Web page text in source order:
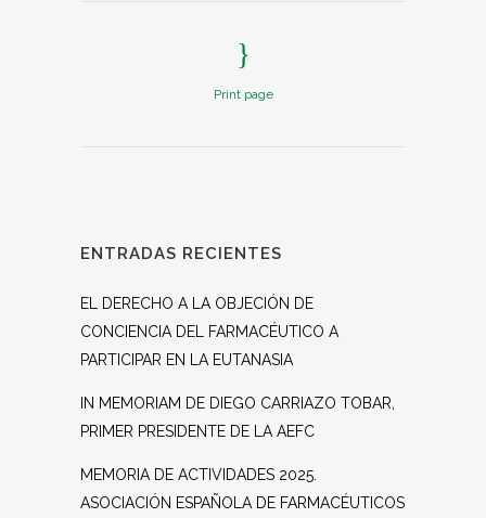
Print page
ENTRADAS RECIENTES
EL DERECHO A LA OBJECIÓN DE
CONCIENCIA DEL FARMACÉUTICO A
PARTICIPAR EN LA EUTANASIA
IN MEMORIAM DE DIEGO CARRIAZO TOBAR,
PRIMER PRESIDENTE DE LA AEFC
MEMORIA DE ACTIVIDADES 2025.
ASOCIACIÓN ESPAÑOLA DE FARMACÉUTICOS